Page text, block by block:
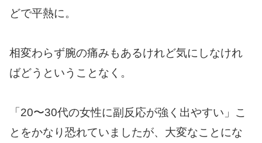
どで平熱に。
相変わらず腕の痛みもあるけれど気にしなけれ
ばどうということなく。
「20〜30代の女性に副反応が強く出やすい」こ
とをかなり恐れていましたが、大変なことにな